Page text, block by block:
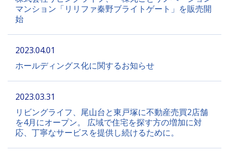
マンション「リリファ秦野ブライトゲート」を販売開
始
2023.04.01
ホールディングス化に関するお知らせ
2023.03.31
リビングライフ、尾山台と東戸塚に不動産売買2店舗
を4月にオープン。 広域で住宅を探す方の増加に対
応、丁寧なサービスを提供し続けるために。